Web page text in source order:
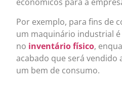
Por exemplo, para fins de
um maquinário industrial
no inventário físico,
acabado que será vendido
um bem de consumo.